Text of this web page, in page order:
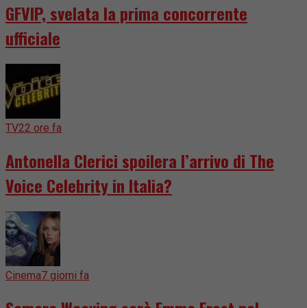
GFVIP, svelata la prima concorrente
ufficiale
TV22 ore fa
Antonella Clerici spoilera l’arrivo di The
Voice Celebrity in Italia?
Cinema7 giorni fa